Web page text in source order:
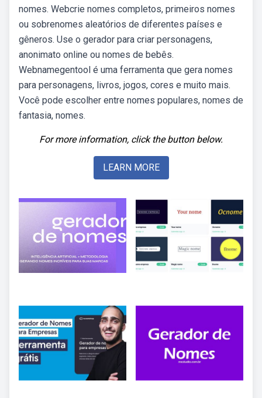
nomes. Webcrie nomes completos, primeiros nomes
ou sobrenomes aleatórios de diferentes países e
gêneros. Use o gerador para criar personagens,
anonimato online ou nomes de bebês.
Webnamegentool é uma ferramenta que gera nomes
para personagens, livros, jogos, cores e muito mais.
Você pode escolher entre nomes populares, nomes de
fantasia, nomes.
For more information, click the button below.
LEARN MORE